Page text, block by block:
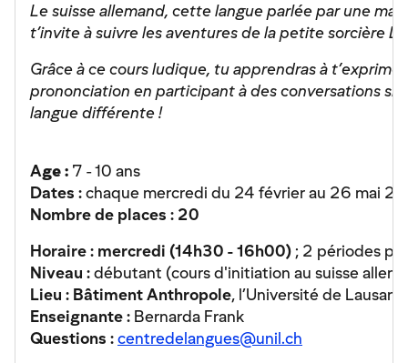
Le suisse allemand, cette langue parlée par une
t’invite à suivre les aventures de la petite sorcière
Grâce à ce cours ludique, tu apprendras à
prononciation en participant à des conversations
langue différente !
Age : 7 - 10 ans
Dates :chaque mercredi du 24 février au 26 mai
Nombre de places : 20
Horaire : mercredi (14h30 - 16h00); 2 périodes
Niveau :débutant (cours d'initiation au suisse
Lieu : Bâtiment Anthropole, l’Université de
Enseignante : Bernarda Frank
Questions :centredelangues@unil.ch